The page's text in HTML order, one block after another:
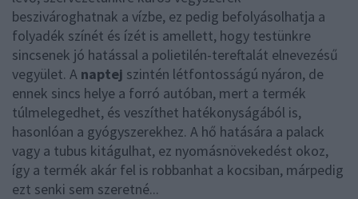
beszivároghatnak a vízbe, ez pedig befolyásolhatja a
folyadék színét és ízét is amellett, hogy testünkre
sincsenek jó hatással a polietilén-tereftalát elnevezésű
vegyület. A naptej szintén létfontosságú nyáron, de
ennek sincs helye a forró autóban, mert a termék
túlmelegedhet, és veszíthet hatékonyságából is,
hasonlóan a gyógyszerekhez. A hő hatására a palack
vagy a tubus kitágulhat, ez nyomásnövekedést okoz,
így a termék akár fel is robbanhat a kocsiban, márpedig
ezt senki sem szeretné...